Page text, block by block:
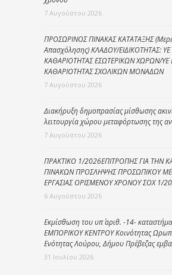
7 Αυγούστου 2026
ΠΡΟΣΩΡΙΝΟΣ ΠΙΝΑΚΑΣ ΚΑΤΑΤΑΞΗΣ
Απασχόλησης) ΚΛΑΔΟΥ/ΕΙΔΙΚΟΤΗΤΑΣ:
ΚΑΘΑΡΙΟΤΗΤΑΣ ΕΣΩΤΕΡΙΚΩΝ ΧΩΡΩΝ/
ΚΑΘΑΡΙΟΤΗΤΑΣ ΣΧΟΛΙΚΩΝ ΜΟΝΑΔΩΝ
7 Αυγούστου 2026
Διακήρυξη δημοπρασίας μίσθωσης
λειτουργία χώρου μεταφόρτωσης της
7 Αυγούστου 2026
ΠΡΑΚΤΙΚΟ 1/2026ΕΠΙΤΡΟΠΗΣ ΓΙΑ ΤΗΝ
ΠΙΝΑΚΩΝ ΠΡΟΣΛΗΨΗΣ ΠΡΟΣΩΠΙΚΟΥ
ΕΡΓΑΣΙΑΣ ΟΡΙΣΜΕΝΟΥ ΧΡΟΝΟΥ ΣΟΧ 1/
6 Αυγούστου 2026
Εκμίσθωση του υπ΄ αριθ. -14-
ΕΜΠΟΡΙΚΟΥ ΚΕΝΤΡΟΥ Κοινότητας
Ενότητας Λούρου, Δήμου Πρέβεζας
31 Ιουλίου 2026